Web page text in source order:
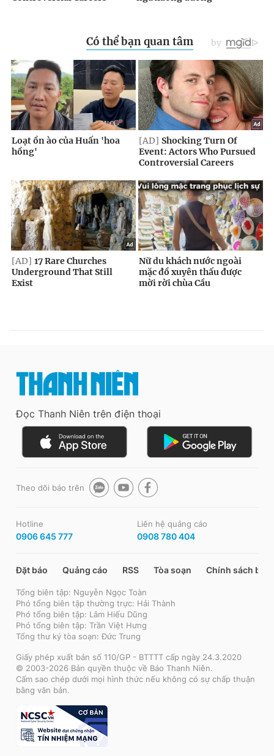
Đọc Thanh Niên trên điện thoại
Theo dõi báo trên
Hotline
0906 645 777
Liên hệ quảng cáo
0908 780 404
Đặt báo Quảng cáo RSS Tòa soạn Chính sách bảo
Tổng biên tập: Nguyễn Ngọc Toàn
Phó tổng biên tập thường trực: Hải Thành
Phó tổng biên tập: Lâm Hiếu Dũng
Phó tổng biên tập: Trần Việt Hưng
Tổng thư ký tòa soạn: Đức Trung
Giấy phép xuất bản số 110/GP - BTTTT cấp ngày 24.3.2020
© 2003-2026 Bản quyền thuộc về Báo Thanh Niên.
Cấm sao chép dưới mọi hình thức nếu không có sự chấp thuận
bằng văn bản.